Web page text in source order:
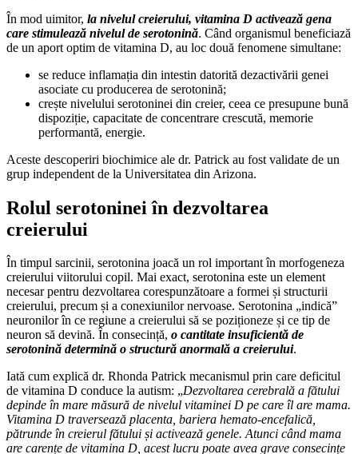
În mod uimitor, la nivelul creierului, vitamina D activează gena
care stimulează nivelul de serotonină. Când organismul beneficiază
de un aport optim de vitamina D, au loc două fenomene simultane:
se reduce inflamația din intestin datorită dezactivării genei
asociate cu producerea de serotonină;
crește nivelului serotoninei din creier, ceea ce presupune bună
dispoziție, capacitate de concentrare crescută, memorie
performantă, energie.
Aceste descoperiri biochimice ale dr. Patrick au fost validate de un
grup independent de la Universitatea din Arizona.
Rolul serotoninei în dezvoltarea
creierului
În timpul sarcinii, serotonina joacă un rol important în morfogeneza
creierului viitorului copil. Mai exact, serotonina este un element
necesar pentru dezvoltarea corespunzătoare a formei și structurii
creierului, precum și a conexiunilor nervoase. Serotonina „indică”
neuronilor în ce regiune a creierului să se poziționeze și ce tip de
neuron să devină. În consecință, o cantitate insuficientă de
serotonină determină o structură anormală a creierului.
Iată cum explică dr. Rhonda Patrick mecanismul prin care deficitul
de vitamina D conduce la autism: „Dezvoltarea cerebrală a fătului
depinde în mare măsură de nivelul vitaminei D pe care îl are mama.
Vitamina D traversează placenta, bariera hemato-encefalică,
pătrunde în creierul fătului și activează genele. Atunci când mama
are carențe de vitamina D, acest lucru poate avea grave consecințe